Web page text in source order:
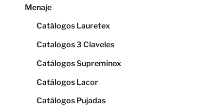
Menaje
Catálogos Lauretex
Catalogos 3 Claveles
Catálogos Supreminox
Catálogos Lacor
Catálogos Pujadas